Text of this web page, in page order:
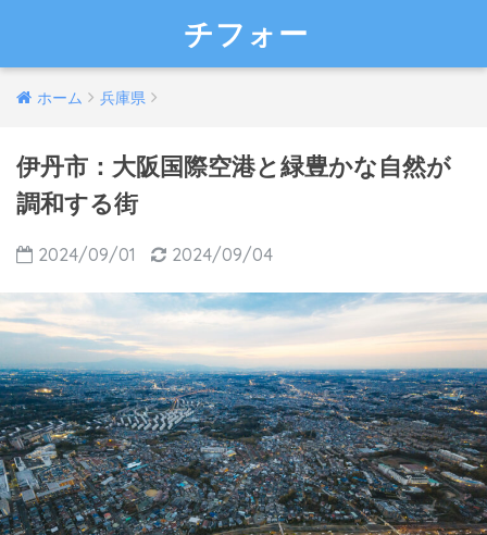
チフォー
ホーム 兵庫県
伊丹市：大阪国際空港と緑豊かな自然が
調和する街
2024/09/01 2024/09/04